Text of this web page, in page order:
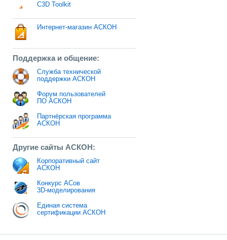
C3D Toolkit
Интернет-магазин АСКОН
Поддержка и общение:
Служба технической
поддержки АСКОН
Форум пользователей
ПО АСКОН
Партнёрская программа
АСКОН
Другие сайты АСКОН:
Корпоративный сайт
АСКОН
Конкурс АСов
3D-моделирования
Единая система
сертификации АСКОН